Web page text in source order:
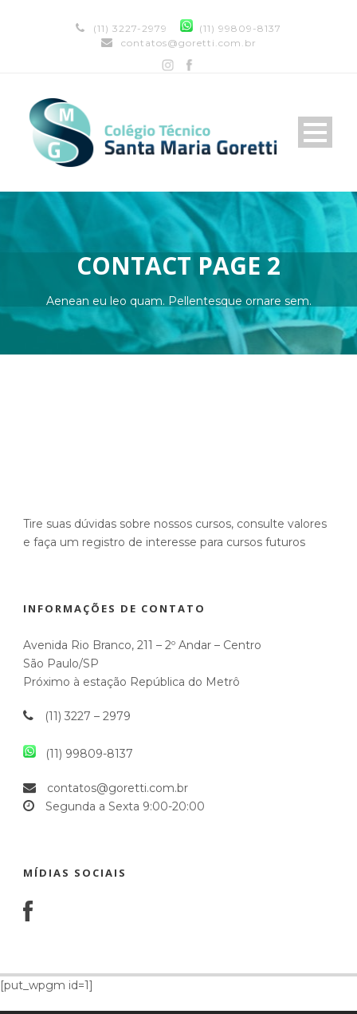
(11) 3227-2979
(11) 99809-8137
contatos@goretti.com.br
CONTACT PAGE 2
Aenean eu leo quam. Pellentesque ornare sem.
Tire suas dúvidas sobre nossos cursos, consulte valores
e faça um registro de interesse para cursos futuros
INFORMAÇÕES DE CONTATO
Avenida Rio Branco, 211 – 2º Andar – Centro
São Paulo/SP
Próximo à estação República do Metrô
(11) 3227 – 2979
(11) 99809-8137
contatos@goretti.com.br
Segunda a Sexta 9:00-20:00
MÍDIAS SOCIAIS
[put_wpgm id=1]